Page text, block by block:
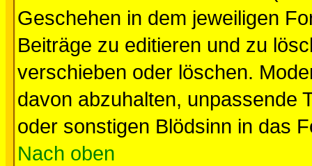
Geschehen in dem jeweiligen
Beiträge zu editieren und zu
verschieben oder löschen.
davon abzuhalten, unpassende
oder sonstigen Blödsinn in das
Nach oben